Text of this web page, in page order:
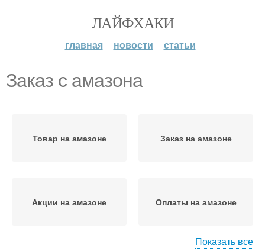
ЛАЙФХАКИ
главная новости статьи
Заказ с амазона
Товар на амазоне Заказ на амазоне
Акции на амазоне Оплаты на амазоне
Показать все